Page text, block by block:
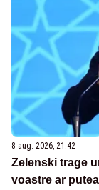
8 aug. 2026, 21:42
Zelenski trage
voastre ar